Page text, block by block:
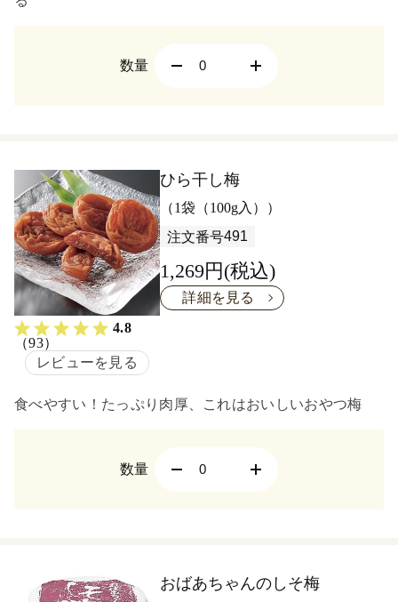
数量
4.8
（93）
レビューを見る
ひら干し梅
（1袋（100g入））
注文番号491
1,269円(税込)
詳細を見る
食べやすい！たっぷり肉厚、これはおいしいおやつ梅
数量
おばあちゃんのしそ梅